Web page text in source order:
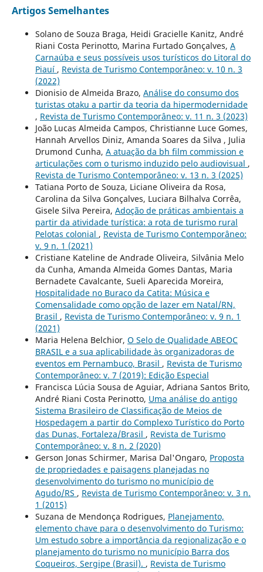
Artigos Semelhantes
Solano de Souza Braga, Heidi Gracielle Kanitz, André
Riani Costa Perinotto, Marina Furtado Gonçalves, A
Carnaúba e seus possíveis usos turísticos do Litoral do
Piauí , Revista de Turismo Contemporâneo: v. 10 n. 3
(2022)
Dionisio de Almeida Brazo, Análise do consumo dos
turistas otaku a partir da teoria da hipermodernidade
, Revista de Turismo Contemporâneo: v. 11 n. 3 (2023)
João Lucas Almeida Campos, Christianne Luce Gomes,
Hannah Arvellos Diniz, Amanda Soares da Silva , Julia
Drumond Cunha, A atuação da bh film commission e
articulações com o turismo induzido pelo audiovisual ,
Revista de Turismo Contemporâneo: v. 13 n. 3 (2025)
Tatiana Porto de Souza, Liciane Oliveira da Rosa,
Carolina da Silva Gonçalves, Luciara Bilhalva Corrêa,
Gisele Silva Pereira, Adoção de práticas ambientais a
partir da atividade turística: a rota de turismo rural
Pelotas colonial , Revista de Turismo Contemporâneo:
v. 9 n. 1 (2021)
Cristiane Kateline de Andrade Oliveira, Silvânia Melo
da Cunha, Amanda Almeida Gomes Dantas, Maria
Bernadete Cavalcante, Sueli Aparecida Moreira,
Hospitalidade no Buraco da Catita: Música e
Comensalidade como opção de lazer em Natal/RN,
Brasil , Revista de Turismo Contemporâneo: v. 9 n. 1
(2021)
Maria Helena Belchior, O Selo de Qualidade ABEOC
BRASIL e a sua aplicabilidade às organizadoras de
eventos em Pernambuco, Brasil , Revista de Turismo
Contemporâneo: v. 7 (2019): Edição Especial
Francisca Lúcia Sousa de Aguiar, Adriana Santos Brito,
André Riani Costa Perinotto, Uma análise do antigo
Sistema Brasileiro de Classificação de Meios de
Hospedagem a partir do Complexo Turístico do Porto
das Dunas, Fortaleza/Brasil , Revista de Turismo
Contemporâneo: v. 8 n. 2 (2020)
Gerson Jonas Schirmer, Marisa Dal'Ongaro, Proposta
de propriedades e paisagens planejadas no
desenvolvimento do turismo no município de
Agudo/RS , Revista de Turismo Contemporâneo: v. 3 n.
1 (2015)
Suzana de Mendonça Rodrigues, Planejamento,
elemento chave para o desenvolvimento do Turismo:
Um estudo sobre a importância da regionalização e o
planejamento do turismo no município Barra dos
Coqueiros, Sergipe (Brasil). , Revista de Turismo